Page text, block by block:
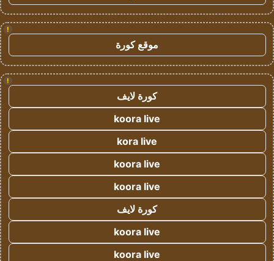
!
موقع كورة
!
كورة لايف
koora live
kora live
koora live
koora live
كورة لايف
koora live
koora live